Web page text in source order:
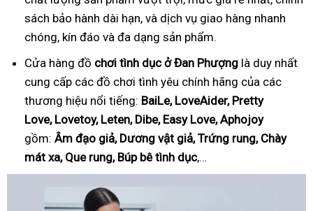
sách bảo hành dài hạn, và dịch vụ giao hàng nhanh
chóng, kín đáo và đa dạng sản phẩm.
Cửa hàng đồ chơi tình dục ở Đan Phượng là duy nhất
cung cấp các đồ chơi tình yêu chính hãng của các
thương hiệu nổi tiếng: BaiLe, LoveAider, Pretty
Love, Lovetoy, Leten, Dibe, Easy Love, Aphojoy
gồm: Âm đạo giả, Dương vật giả, Trứng rung, Chày
mát xa, Que rung, Búp bê tình dục,…